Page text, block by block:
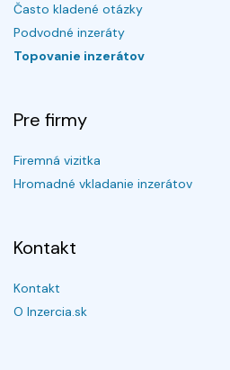
Často kladené otázky
Podvodné inzeráty
Topovanie inzerátov
Pre firmy
Firemná vizitka
Hromadné vkladanie inzerátov
Kontakt
Kontakt
O Inzercia.sk